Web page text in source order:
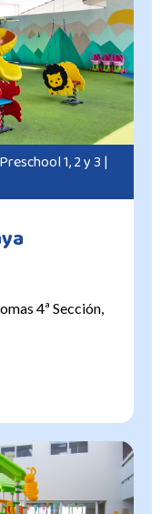
1, 2 y 3 |
4ª Sección,